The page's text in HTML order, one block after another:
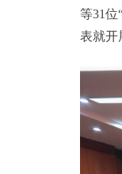
等31
表就开